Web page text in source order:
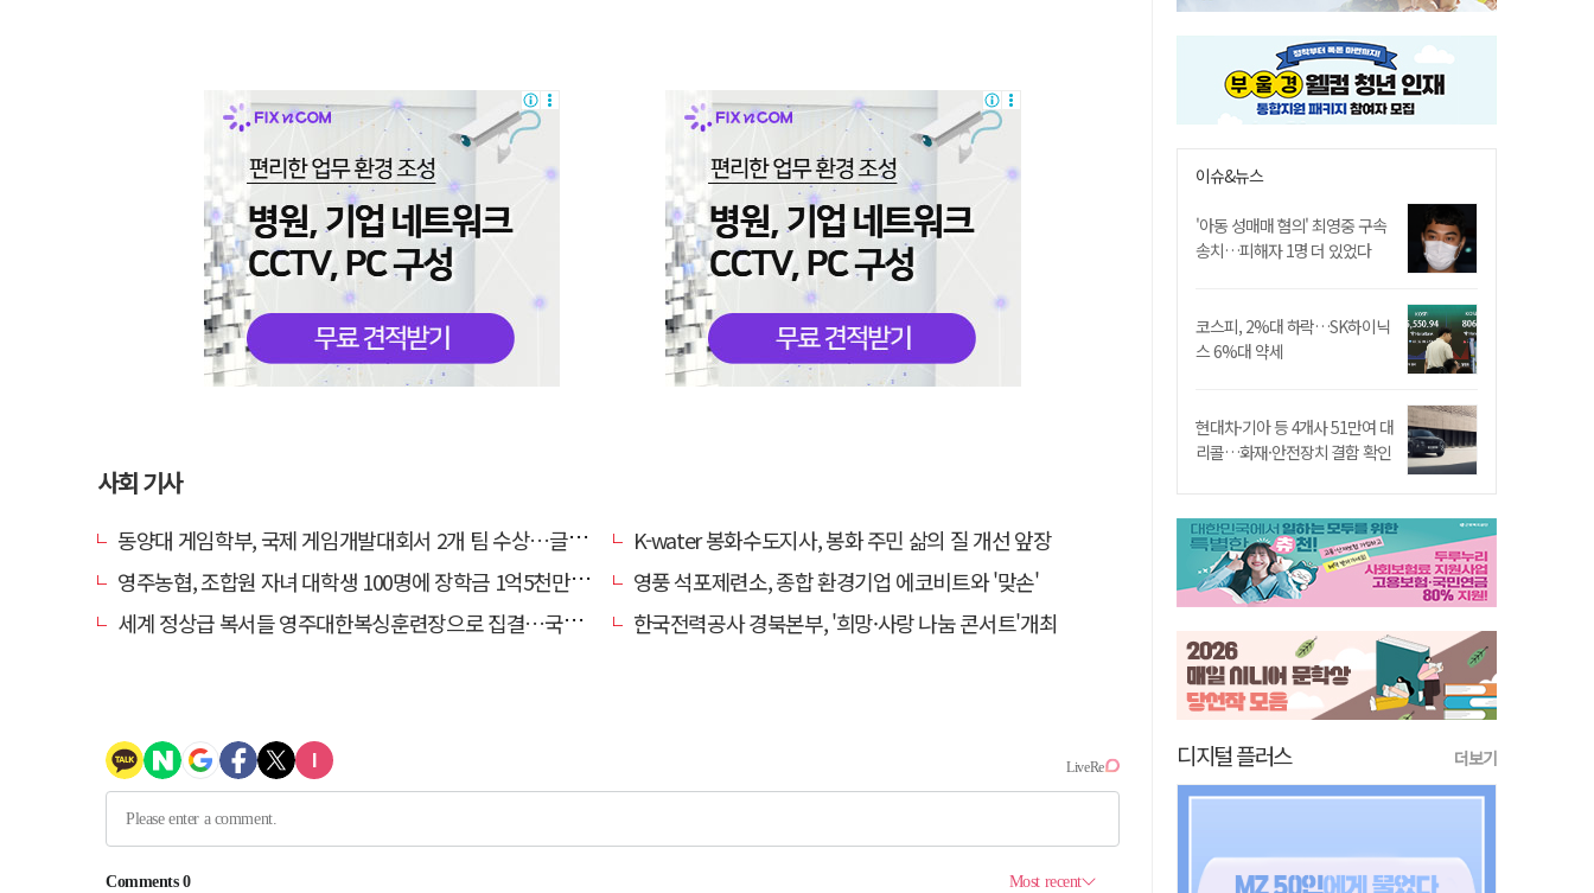
사회 기사
동양대 게임학부, 국제 게임개발대회서 2개 팀 수상…글로벌 경쟁력 입증
K-water 봉화수도지사, 봉화 주민 삶의 질 개선 앞장
영주농협, 조합원 자녀 대학생 100명에 장학금 1억5천만원 전달
영풍 석포제련소, 종합 환경기업 에코비트와 '맞손'
세계 정상급 복서들 영주대한복싱훈련장으로 집결…국제 복싱 전지훈련 메카로 도약
한국전력공사 경북본부, '희망·사랑 나눔 콘서트'개최
이슈&뉴스
'아동 성매매 혐의' 최영중 구속
송치…피해자 1명 더 있었다
코스피, 2%대 하락…SK하이닉
스 6%대 약세
현대차·기아 등 4개사 51만여 대
리콜…화재·안전장치 결함 확인
디지털 플러스 더보기